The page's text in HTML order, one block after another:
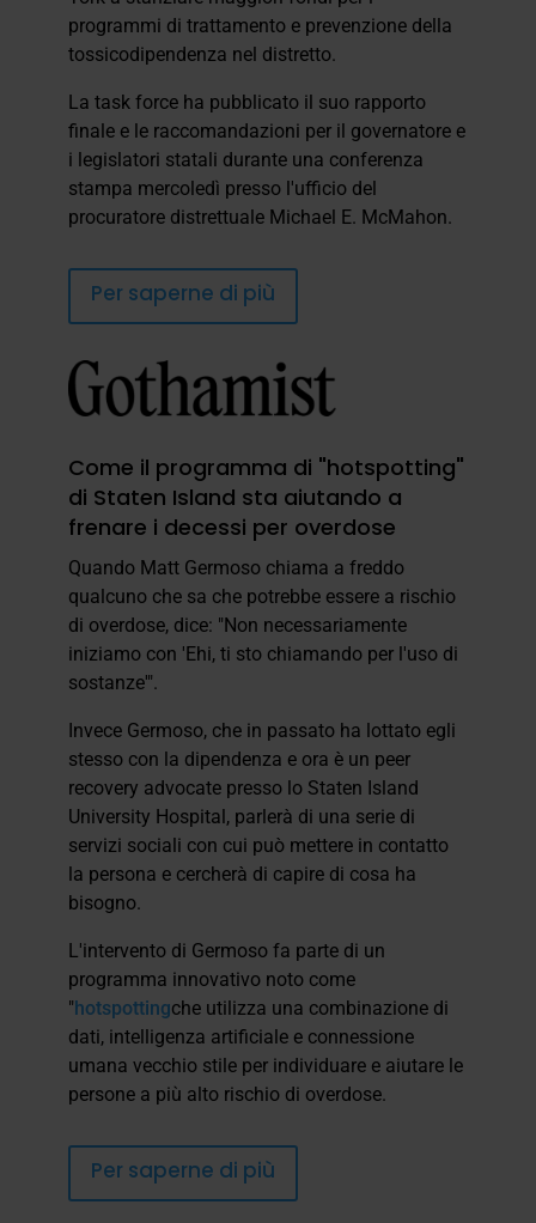
programmi di trattamento e prevenzione della
tossicodipendenza nel distretto.
La task force ha pubblicato il suo rapporto
finale e le raccomandazioni per il governatore e
i legislatori statali durante una conferenza
stampa mercoledì presso l'ufficio del
procuratore distrettuale Michael E. McMahon.
Per saperne di più
Come il programma di "hotspotting"
di Staten Island sta aiutando a
frenare i decessi per overdose
Quando Matt Germoso chiama a freddo
qualcuno che sa che potrebbe essere a rischio
di overdose, dice: "Non necessariamente
iniziamo con 'Ehi, ti sto chiamando per l'uso di
sostanze'".
Invece Germoso, che in passato ha lottato egli
stesso con la dipendenza e ora è un peer
recovery advocate presso lo Staten Island
University Hospital, parlerà di una serie di
servizi sociali con cui può mettere in contatto
la persona e cercherà di capire di cosa ha
bisogno.
L'intervento di Germoso fa parte di un
programma innovativo noto come
"hotspottingche utilizza una combinazione di
dati, intelligenza artificiale e connessione
umana vecchio stile per individuare e aiutare le
persone a più alto rischio di overdose.
Per saperne di più